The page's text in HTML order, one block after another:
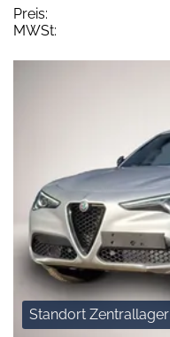
Preis:
MWSt:
Standort Zentrallager